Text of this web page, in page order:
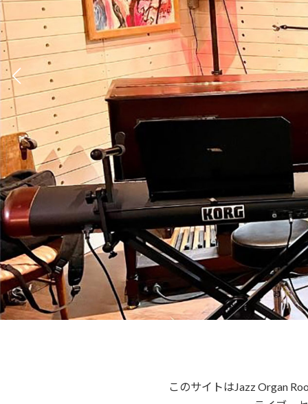
このサイトはJazz Organ